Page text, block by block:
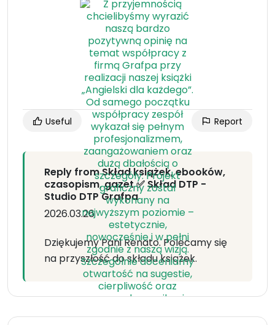
Useful Report
Reply from Skład książek, ebooków,
czasopism, gazet ✅ Skład DTP -
Studio DTP Grafpa
2026.03.26
Dziękujemy Pani Renato. Polecamy się
na przyszłość do składu książek.